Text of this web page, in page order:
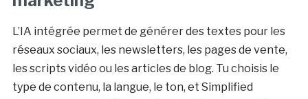
L’IA intégrée permet de générer des textes pour les
réseaux sociaux, les newsletters, les pages de vente,
les scripts vidéo ou les articles de blog. Tu choisis le
type de contenu, la langue, le ton, et Simplified